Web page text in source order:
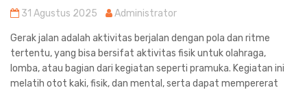
31 Agustus 2025 Administrator
Gerak jalan adalah aktivitas berjalan dengan pola dan ritme
tertentu, yang bisa bersifat aktivitas fisik untuk olahraga,
lomba, atau bagian dari kegiatan seperti pramuka. Kegiatan ini
melatih otot kaki, fisik, dan mental, serta dapat mempererat